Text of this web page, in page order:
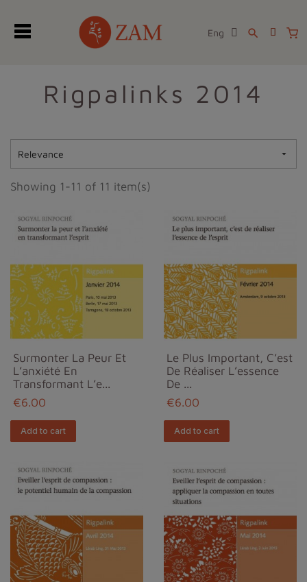
Eng search
Rigpalinks 2014
Relevance 
Showing 1-11 of 11 item(s)
Surmonter La Peur Et
L’anxiété En
Transformant L’e...
€6.00
Add to cart
Le Plus Important, C’est
De Réaliser L’essence
De ...
€6.00
Add to cart